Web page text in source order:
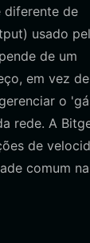
diferente de
usado
de um
em vez
o
rede. A
de
comum na